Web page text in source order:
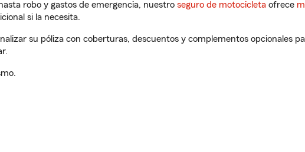
robo y gastos de emergencia, nuestro seguro de motocicleta ofrece
si la necesita.
su póliza con coberturas, descuentos y complementos opcionales